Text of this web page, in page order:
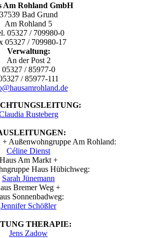
Am Rohland GmbH
37539 Bad Grund
Am Rohland 5
05327 / 709980-0
05327 / 709980-17
Verwaltung:
An der Post 2
05327 / 85977-0
/ 85977-111
Rusteberg
Außenwohngruppe Am Rohland:
Céline Dienst
Haus Am Markt +
Haus Hübichweg:
Sarah Jünemann
Bremer Weg +
Sonnenbadweg:
Jennifer Schößler
THERAPIE:
Jens Zadow